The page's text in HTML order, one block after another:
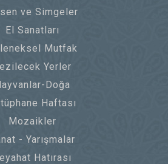
ve Simgeler
El Sanatları
Mutfak
Yerler
Doğa
Haftası
Mozaikler
- Yarışmalar
Hatırası